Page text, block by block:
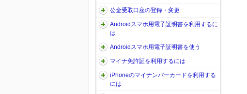
公金受取口座の登録・変更
Androidスマホ用電子証明書を利用するに
は
Androidスマホ用電子証明書を使う
マイナ免許証を利用するには
iPhoneのマイナンバーカードを利用する
には